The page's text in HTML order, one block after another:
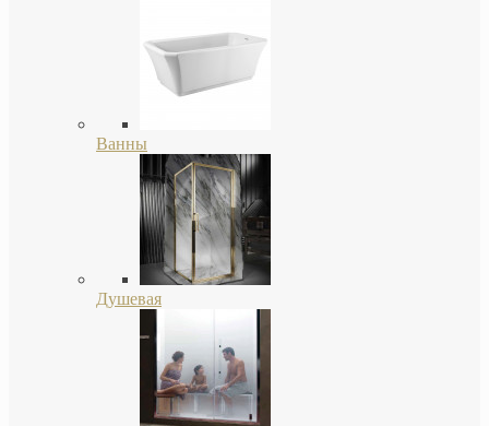
Ванны
Душевая